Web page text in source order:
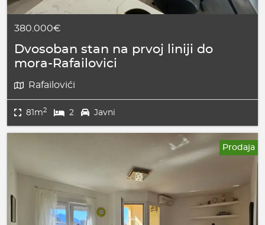
380.000€
Dvosoban stan na prvoj liniji do
mora-Rafailovici
Rafailovići
81m2 2 Javni
Prodaja